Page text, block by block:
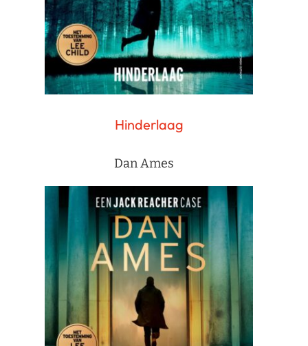
Hinderlaag
Dan Ames